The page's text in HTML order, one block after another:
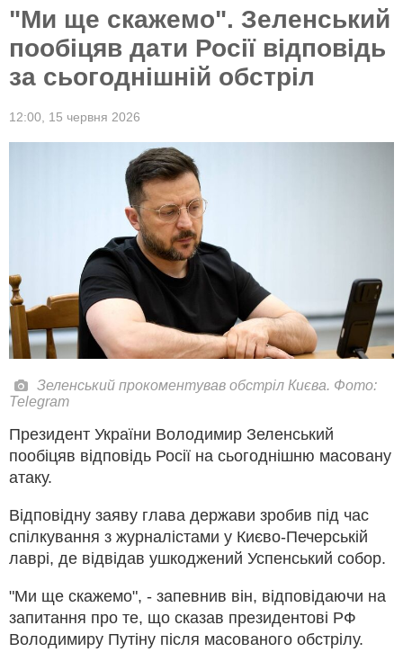
"Ми ще скажемо". Зеленський
пообіцяв дати Росії відповідь
за сьогоднішній обстріл
12:00, 15 червня 2026
Зеленський прокоментував обстріл Києва. Фото:
Telegram
Президент України Володимир Зеленський
пообіцяв відповідь Росії на сьогоднішню масовану
атаку.
Відповідну заяву глава держави зробив під час
спілкування з журналістами у Києво-Печерській
лаврі, де відвідав ушкоджений Успенський собор.
"Ми ще скажемо", - запевнив він, відповідаючи на
запитання про те, що сказав президентові РФ
Володимиру Путіну після масованого обстрілу.